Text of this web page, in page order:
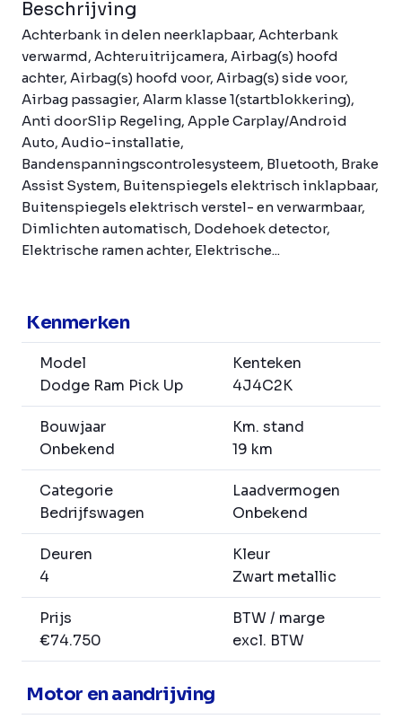
Beschrijving
Achterbank in delen neerklapbaar, Achterbank
verwarmd, Achteruitrijcamera, Airbag(s) hoofd
achter, Airbag(s) hoofd voor, Airbag(s) side voor,
Airbag passagier, Alarm klasse 1(startblokkering),
Anti doorSlip Regeling, Apple Carplay/Android
Auto, Audio-installatie,
Bandenspanningscontrolesysteem, Bluetooth, Brake
Assist System, Buitenspiegels elektrisch inklapbaar,
Buitenspiegels elektrisch verstel- en verwarmbaar,
Dimlichten automatisch, Dodehoek detector,
Elektrische ramen achter, Elektrische...
Kenmerken
Model
Dodge Ram Pick Up
Kenteken
4J4C2K
Bouwjaar
Onbekend
Km. stand
19 km
Categorie
Bedrijfswagen
Laadvermogen
Onbekend
Deuren
4
Kleur
Zwart metallic
Prijs
€74.750
BTW / marge
excl. BTW
Motor en aandrijving